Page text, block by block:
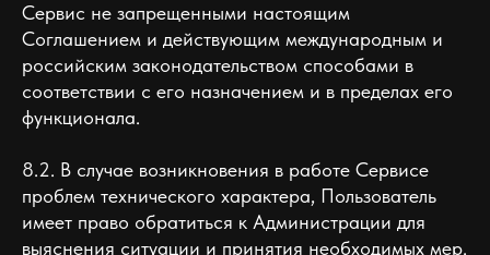
Сервис не запрещенными настоящим
Соглашением и действующим международным и
российским законодательством способами в
соответствии с его назначением и в пределах его
функционала.
8.2. В случае возникновения в работе Сервисе
проблем технического характера, Пользователь
имеет право обратиться к Администрации для
выяснения ситуации и принятия необходимых мер.